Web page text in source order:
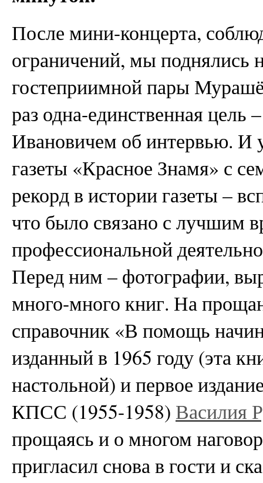
После мини-концерта,
ограничений, мы поднялись
гостеприимной пары
раз одна-единственная цель
Ивановичем об интервью. И
газеты «Красное Знамя» с
рекорд в истории газеты –
что было связано с лучшим
профессиональной
Перед ним – фотографии,
много-много книг. На
справочник «В помощь
изданный в 1965 году (эта
настольной) и первое
КПСС (1955-1958) Василия
прощаясь и о многом
пригласил снова в гости и